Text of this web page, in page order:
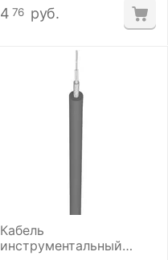
4 76 руб.
Кабель
инструментальный